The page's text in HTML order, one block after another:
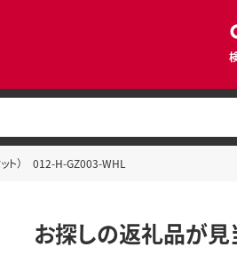
ット） 012-H-GZ003-WHL
お探しの返礼品が見